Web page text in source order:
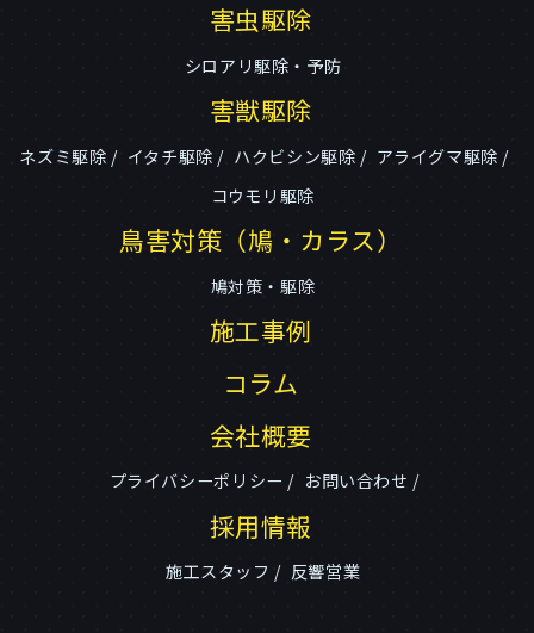
害虫駆除
シロアリ駆除・予防
害獣駆除
ネズミ駆除 イタチ駆除 ハクビシン駆除
アライグマ駆除
コウモリ駆除
鳥害対策（鳩・カラス）
鳩対策・駆除
施工事例
コラム
会社概要
プライバシーポリシー お問い合わせ
採用情報
施工スタッフ 反響営業